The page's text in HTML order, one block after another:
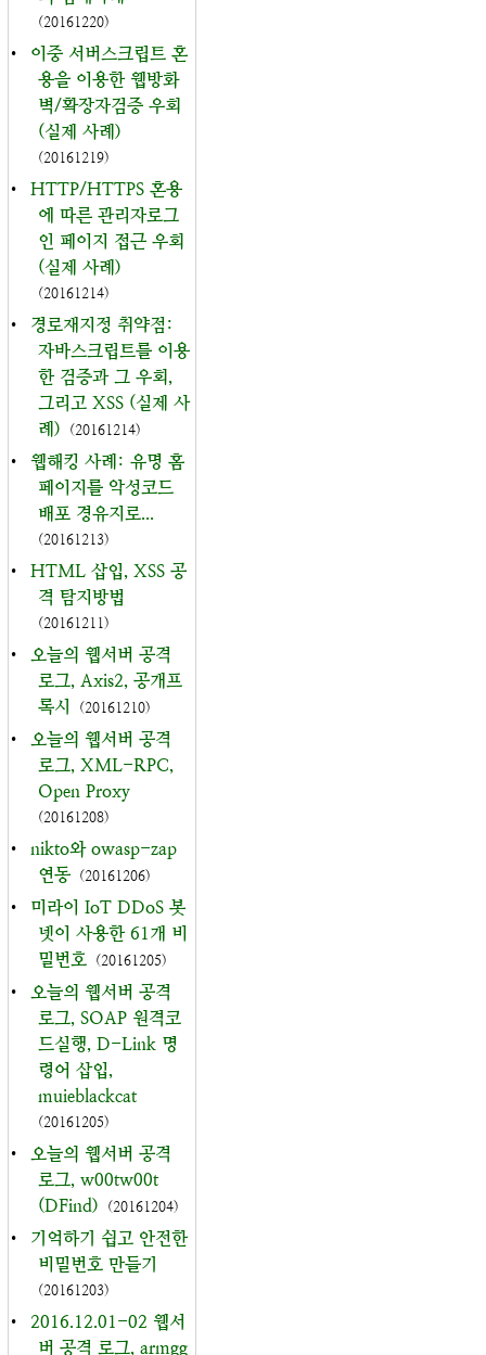
(20161220)
•
이중 서버스크립트 혼
용을 이용한 웹방화
벽/확장자검증 우회
(실제 사례)
(20161219)
•
HTTP/HTTPS 혼용
에 따른 관리자로그
인 페이지 접근 우회
(실제 사례)
(20161214)
•
경로재지정 취약점:
자바스크립트를 이용
한 검증과 그 우회,
그리고 XSS (실제 사
례)
(20161214)
•
웹해킹 사례: 유명 홈
페이지를 악성코드
배포 경유지로...
(20161213)
•
HTML 삽입, XSS 공
격 탐지방법
(20161211)
•
오늘의 웹서버 공격
로그, Axis2, 공개프
록시
(20161210)
•
오늘의 웹서버 공격
로그, XML-RPC,
Open Proxy
(20161208)
•
nikto와 owasp-zap
연동 (20161206)
•
미라이 IoT DDoS 봇
넷이 사용한 61개 비
밀번호 (20161205)
•
오늘의 웹서버 공격
로그, SOAP 원격코
드실행, D-Link 명
령어 삽입,
muieblackcat
(20161205)
•
오늘의 웹서버 공격
로그, w00tw00t
(DFind)
(20161204)
•
기억하기 쉽고 안전한
비밀번호 만들기
(20161203)
•
2016.12.01-02 웹서
버 공격 로그, armgg